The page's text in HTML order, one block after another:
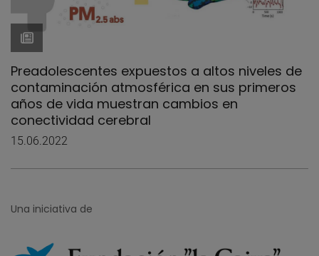
Preadolescentes expuestos a altos niveles de
contaminación atmosférica en sus primeros
años de vida muestran cambios en
conectividad cerebral
15.06.2022
Una iniciativa de